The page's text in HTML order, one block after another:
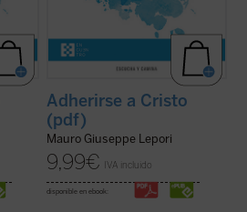
Adherirse a Cristo
(pdf)
Mauro Giuseppe Lepori
9,99€ IVA incluido
disponible en ebook: